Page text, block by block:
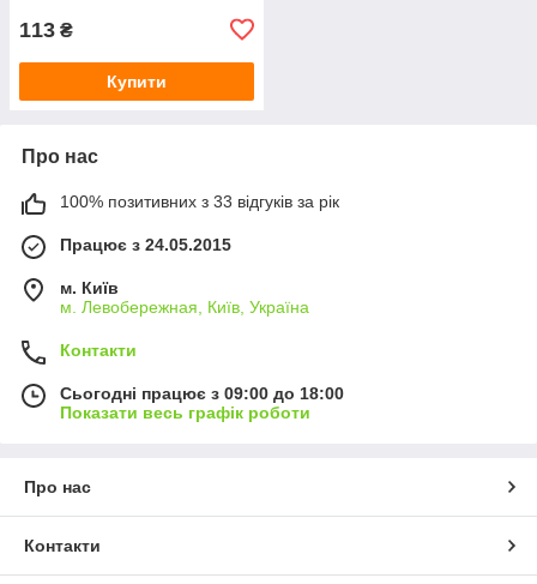
113 ₴
Купити
Про нас
100% позитивних з 33 відгуків за рік
Працює з 24.05.2015
м. Київ
м. Левобережная, Київ, Україна
Контакти
Сьогодні працює з 09:00 до 18:00
Показати весь графік роботи
Про нас
Контакти